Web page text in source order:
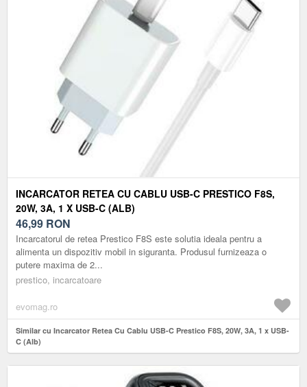
INCARCATOR RETEA CU CABLU USB-C PRESTICO F8S,
20W, 3A, 1 X USB-C (ALB)
46,99 RON
Incarcatorul de retea Prestico F8S este solutia ideala pentru a
alimenta un dispozitiv mobil in siguranta. Produsul furnizeaza o
putere maxima de 2...
prestico, incarcatoare
evomag.ro
Similar cu Incarcator Retea Cu Cablu USB-C Prestico F8S, 20W, 3A, 1 x USB-
C (Alb)